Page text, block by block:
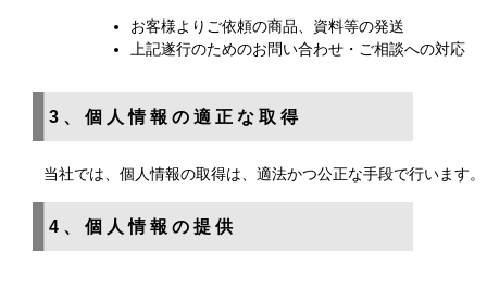
お客様よりご依頼の商品、資料等の発送
上記遂行のためのお問い合わせ・ご相談への対応
3、個人情報の適正な取得
当社では、個人情報の取得は、適法かつ公正な手段で行います。
4、個人情報の提供